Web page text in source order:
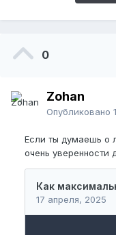
0
Zohan
Опубликовано
Если ты думаешь о
очень уверенности